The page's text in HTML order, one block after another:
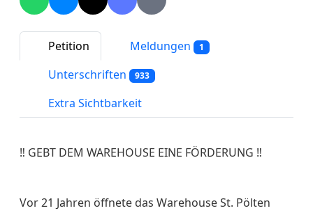
Petition Meldungen 1
Unterschriften 933
Extra Sichtbarkeit
‼️ GEBT DEM WAREHOUSE EINE FÖRDERUNG ‼️
Vor 21 Jahren öffnete das Warehouse St. Pölten